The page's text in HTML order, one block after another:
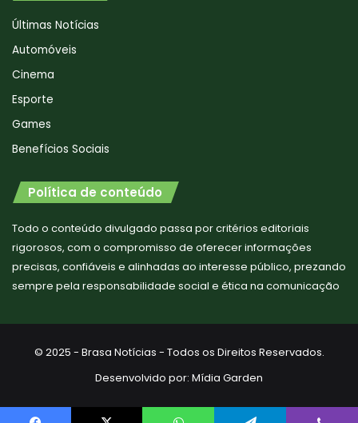
Últimas Notícias
Automóveis
Cinema
Esporte
Games
Benefícios Sociais
Política de conteúdo
Todo o conteúdo divulgado passa por critérios editoriais
rigorosos, com o compromisso de oferecer informações
precisas, confiáveis e alinhadas ao interesse público, prezando
sempre pela responsabilidade social e ética na comunicação
© 2025 - Brasa Notícias - Todos os Direitos Reservados.
Desenvolvido por: Mídia Garden